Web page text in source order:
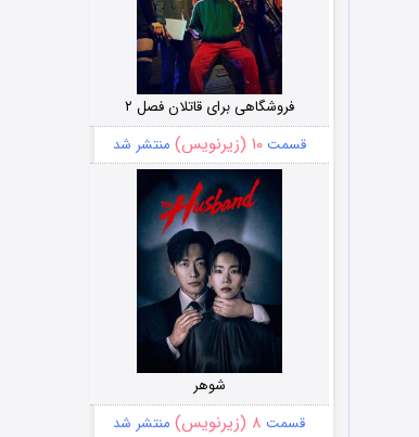
فروشگاهی برای قاتلان فصل ۲
قسمت۱۰ (زیرنویس) منتشر شد
شوهر
قسمت ۸ (زیرنویس) منتشر شد